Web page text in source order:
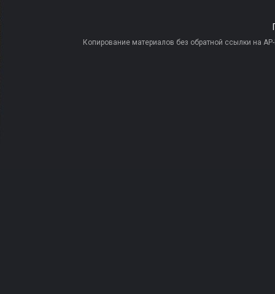
Копирование материалов без обратной ссылки на